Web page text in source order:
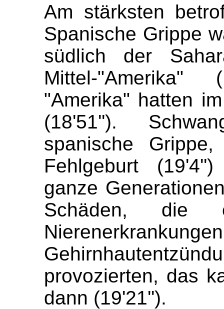
Am stärksten
Spanische Grippe
südlich der
Mittel-"Amerika" (
"Amerika" hatten
(18'51'').
spanische
Fehlgeburt (19'4'')
ganze
Schäden, die
provozierten, das
dann (19'21'').